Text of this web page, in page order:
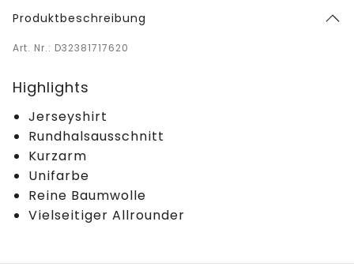
Produktbeschreibung
Art. Nr.: D32381717620
Highlights
Jerseyshirt
Rundhalsausschnitt
Kurzarm
Unifarbe
Reine Baumwolle
Vielseitiger Allrounder